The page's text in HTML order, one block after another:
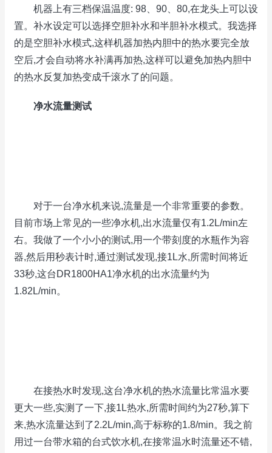
机器上有三档保温温度: 98、90、80,在龙头上可以设
置。补水设定可以选择空胆补水和半胆补水模式。我选择
的是空胆补水模式,这样机器加热内胆中的热水要完全放
空后,才会自动将水补满再加热,这样可以避免加热内胆中
的热水反复加热变成千滚水了的问题。
净水流量测试
对于一台净水机来说,流量是一个非常重要的参数。
目前市场上常见的一些净水机,出水流量仅有1.2L/min左
右。我做了一个小小的测试,用一个带刻度的水瓶作为容
器,然后用秒表计时,通过测试发现,接1L水,所需时间将近
33秒,这台DR1800HA1净水机的出水流量约为
1.82L/min。
在接热水时发现,这台净水机的热水流量比常温水要
更大一些,实测了一下,接1L热水,所需时间约为27秒,算下
来,热水流量达到了2.2L/min,高于标称的1.8/min。我之前
用过一台带水箱的台式饮水机,在接常温水时流量还不错,